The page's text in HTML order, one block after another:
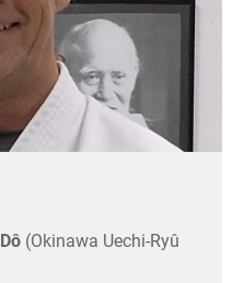
(Okinawa Uechi-Ryû